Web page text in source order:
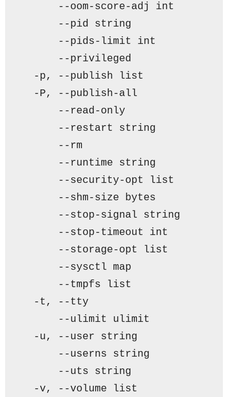
- -oom-score-adj int
- -pid string
- -pids-limit int
- -privileged
-p, --publish list
-P, --publish-all
- -read-only
- -restart string
- -rm
- -runtime string
- -security-opt list
- -shm-size bytes
- -stop-signal string
- -stop-timeout int
- -storage-opt list
- -sysctl map
- -tmpfs list
-t, --tty
- -ulimit ulimit
-u, --user string
--userns string
--uts string
-v, --volume list